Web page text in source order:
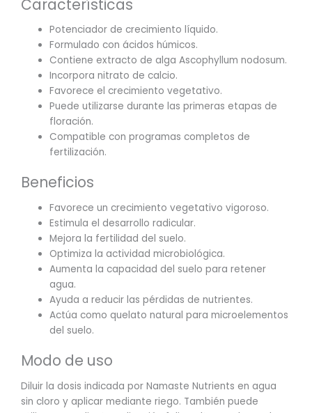
Características
Potenciador de crecimiento líquido.
Formulado con ácidos húmicos.
Contiene extracto de alga Ascophyllum nodosum.
Incorpora nitrato de calcio.
Favorece el crecimiento vegetativo.
Puede utilizarse durante las primeras etapas de
floración.
Compatible con programas completos de
fertilización.
Beneficios
Favorece un crecimiento vegetativo vigoroso.
Estimula el desarrollo radicular.
Mejora la fertilidad del suelo.
Optimiza la actividad microbiológica.
Aumenta la capacidad del suelo para retener
agua.
Ayuda a reducir las pérdidas de nutrientes.
Actúa como quelato natural para microelementos
del suelo.
Modo de uso
Diluir la dosis indicada por Namaste Nutrients en agua
sin cloro y aplicar mediante riego. También puede